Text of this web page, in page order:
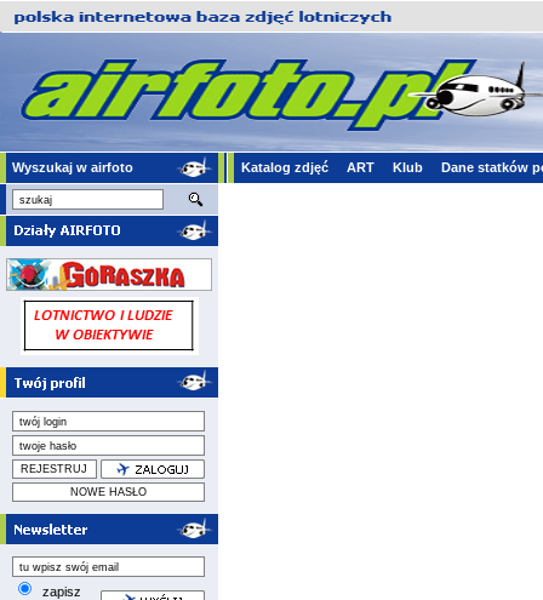
Wyszukaj w airfoto Katalog zdjęć ART Klub Dane statków
zapisz